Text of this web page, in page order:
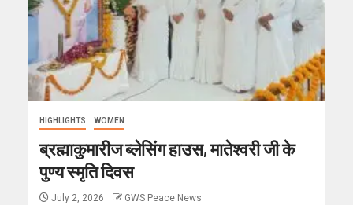
HIGHLIGHTS WOMEN
ब्रह्माकुमारीज ब्लेसिंग हाउस, मातेश्वरी जी के
पुण्य स्मृति दिवस
July 2, 2026 GWS Peace News